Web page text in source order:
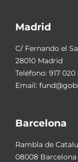
Madrid
C/ Fernando el
28010 Madrid
Teléfono: 917 020
Email:
Barcelona
Rambla de
08008 Barcelona